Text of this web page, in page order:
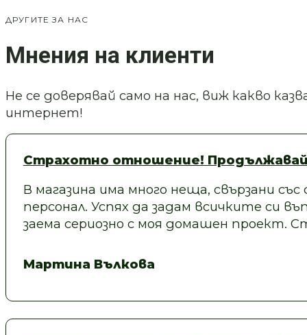
ДРУГИТЕ ЗА НАС
Мнения на клиенти
Не се доверявай само на нас, виж какво
интернет!
Страхотно отношение!
В магазина има много неща, свързани
персонал. Успях да задам всичките си
заема сериозно с моя домашен
Мартина Вълкова